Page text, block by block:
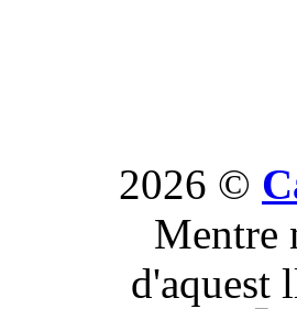
2026 ©
Mentre
d'aquest